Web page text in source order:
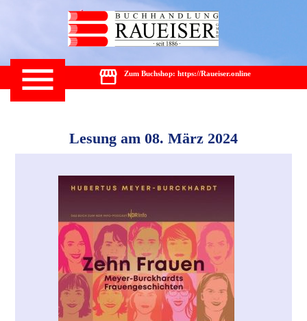
Zum Buchshop: https://Raueiser.online
Lesung am 08. März 2024